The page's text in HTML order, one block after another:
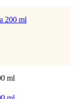
200 ml